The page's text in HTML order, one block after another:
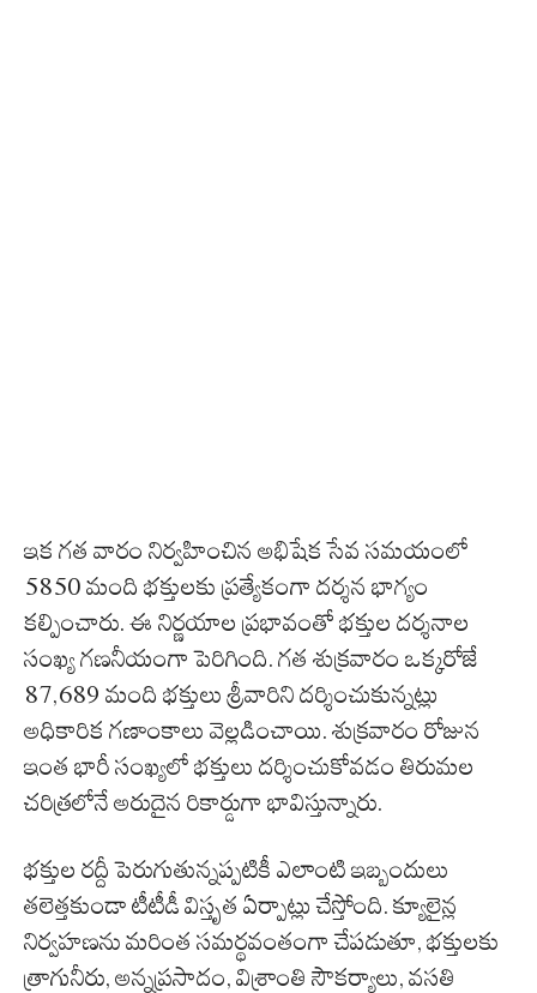
ఇక గత వారం నిర్వహించిన అభిషేక సేవ సమయంలో
5850 మంది భక్తులకు ప్రత్యేకంగా దర్శన భాగ్యం
కల్పించారు. ఈ నిర్ణయాల ప్రభావంతో భక్తుల దర్శనాల
సంఖ్య గణనీయంగా పెరిగింది. గత శుక్రవారం ఒక్కరోజే
87,689 మంది భక్తులు శ్రీవారిని దర్శించుకున్నట్లు
అధికారిక గణాంకాలు వెల్లడించాయి. శుక్రవారం రోజున
ఇంత భారీ సంఖ్యలో భక్తులు దర్శించుకోవడం తిరుమల
చరిత్రలోనే అరుదైన రికార్డుగా భావిస్తున్నారు.
భక్తుల రద్దీ పెరుగుతున్నప్పటికీ ఎలాంటి ఇబ్బందులు
తలెత్తకుండా టీటీడీ విస్తృత ఏర్పాట్లు చేస్తోంది. క్యూలైన్ల
నిర్వహణను మరింత సమర్థవంతంగా చేపడుతూ, భక్తులకు
త్రాగునీరు, అన్నప్రసాదం, విశ్రాంతి సౌకర్యాలు, వసతి